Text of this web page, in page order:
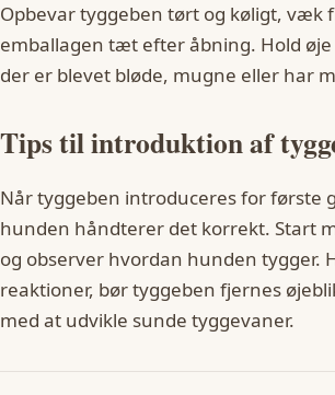
Opbevar tyggeben tørt og køligt, væk
emballagen tæt efter åbning. Hold
der er blevet bløde, mugne eller har
Tips til introduktion af
Når tyggeben introduceres for første
hunden håndterer det korrekt. Start
og observer hvordan hunden tygger.
reaktioner, bør tyggeben fjernes
med at udvikle sunde tyggevaner.